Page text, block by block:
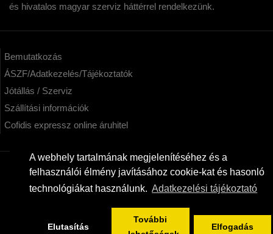
A webhely tartalmának megjelenítéséhez és a
felhasználói élmény javításához cookie-kat és hasonló
technológiákat használunk. Adatkezelési tájékoztató
Elutasítás
További
Elfogadás
és hivatalos magyar szerviz háttérrel rendelkezünk.
Bemutatkozás
ÁSZF/Adatkezelés/Tájékoztatók
Jótállás / Szerviz
Szállítási információk
Cofidis expressz online áruhitel
KAPCSOLAT
kertimedencek.hu - Intex képviselet Webáruház
info@kertimedencek.hu